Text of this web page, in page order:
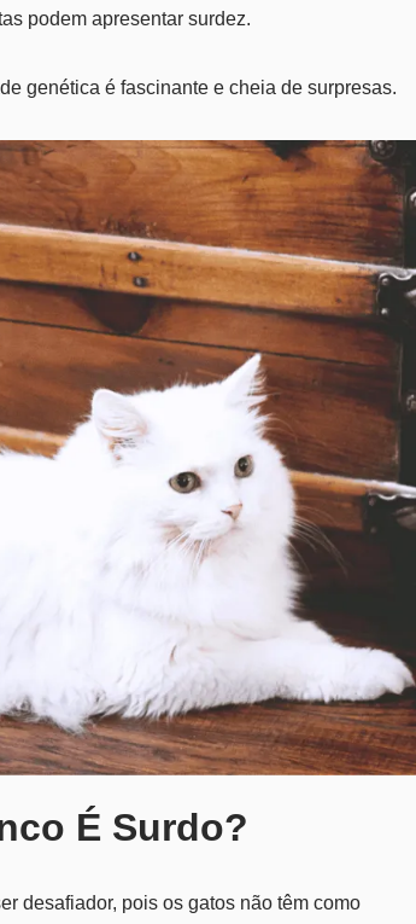
podem apresentar surdez.
genética é fascinante e cheia de surpresas.
É Surdo?
desafiador, pois os gatos não têm como